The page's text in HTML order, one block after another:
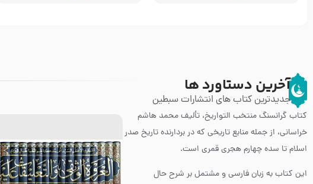
آخرین دستاورد ها
جدیدترین کتاب های انتشارات سبطین
کتاب گرانسنگ منتخب التواريخ، تألیف محمد هاشم
خراسانی، از جمله منابع تاریخی که در بردارنده تاریخ صدر
اسلام تا سده چهارم هجری قمری است.
این کتاب به زبان فارسی و مشتمل بر شرح حال